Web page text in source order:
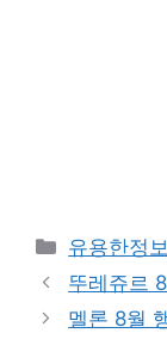
Categories
유용한정보
뚜레쥬르
멜론 8월